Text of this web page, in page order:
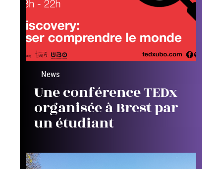
News
Une conférence TEDx
organisée à Brest par
un étudiant